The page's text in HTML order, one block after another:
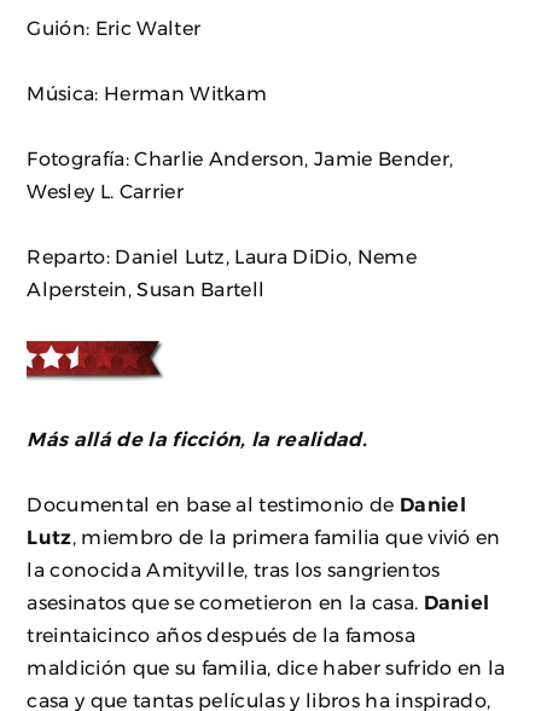
Guión: Eric Walter
Música: Herman Witkam
Fotografía: Charlie Anderson, Jamie Bender,
Wesley L. Carrier
Reparto: Daniel Lutz, Laura DiDio, Neme
Alperstein, Susan Bartell
Más allá de la ficción, la realidad.
Documental en base al testimonio de Daniel
Lutz , miembro de la primera familia que vivió en
la conocida Amityville, tras los sangrientos
asesinatos que se cometieron en la casa. Daniel
treintaicinco años después de la famosa
maldición que su familia, dice haber sufrido en la
casa y que tantas películas y libros ha inspirado,